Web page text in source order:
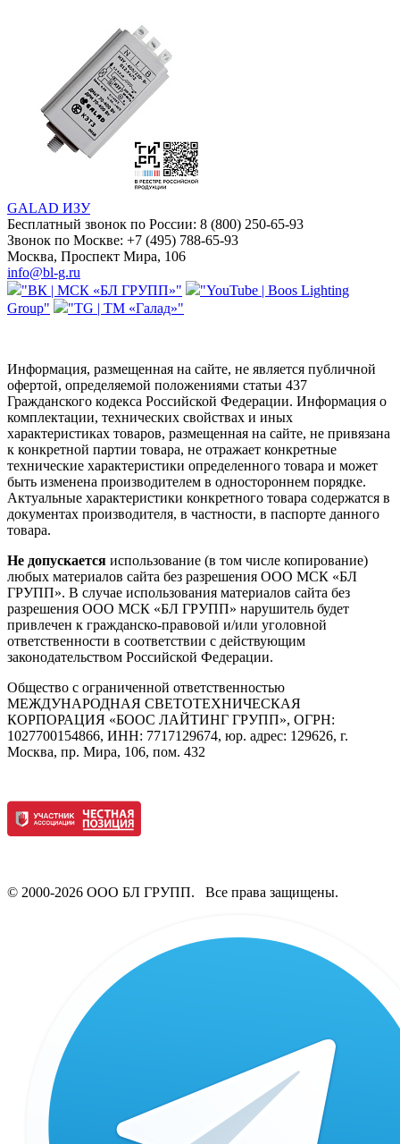
GALAD ИЗУ
Бесплатный звонок по России: 8 (800) 250-65-93
Звонок по Москве: +7 (495) 788-65-93
Москва, Проспект Мира, 106
info@bl-g.ru
"ВК | МСК «БЛ ГРУПП»"
"YouTube | Boos Lighting
Group"
"TG | ТМ «Галад»"
Информация, размещенная на сайте, не является публичной
офертой, определяемой положениями статьи 437
Гражданского кодекса Российской Федерации. Информация о
комплектации, технических свойствах и иных
характеристиках товаров, размещенная на сайте, не привязана
к конкретной партии товара, не отражает конкретные
технические характеристики определенного товара и может
быть изменена производителем в одностороннем порядке.
Актуальные характеристики конкретного товара содержатся в
документах производителя, в частности, в паспорте данного
товара.
Не допускается использование (в том числе копирование)
любых материалов сайта без разрешения ООО МСК «БЛ
ГРУПП». В случае использования материалов сайта без
разрешения ООО МСК «БЛ ГРУПП» нарушитель будет
привлечен к гражданско-правовой и/или уголовной
ответственности в соответствии с действующим
законодательством Российской Федерации.
Общество с ограниченной ответственностью
МЕЖДУНАРОДНАЯ СВЕТОТЕХНИЧЕСКАЯ
КОРПОРАЦИЯ «БООС ЛАЙТИНГ ГРУПП», ОГРН:
1027700154866, ИНН: 7717129674, юр. адрес: 129626, г.
Москва, пр. Мира, 106, пом. 432
© 2000-2026 ООО БЛ ГРУПП. Все права защищены.